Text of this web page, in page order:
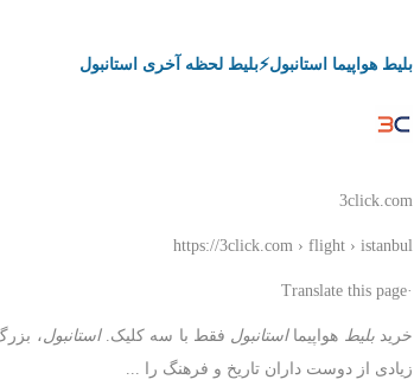
بلیط هواپیما استانبول⚡️بلیط لحظه آخری استانبول
3click.com
https://3click.com › flight › istanbul
·Translate this page
خریدبلیط هواپیمااستانبول فقط با سه کلیک.استانبول،
زیادی از دوست داران تاریخ و فرهنگ را ...